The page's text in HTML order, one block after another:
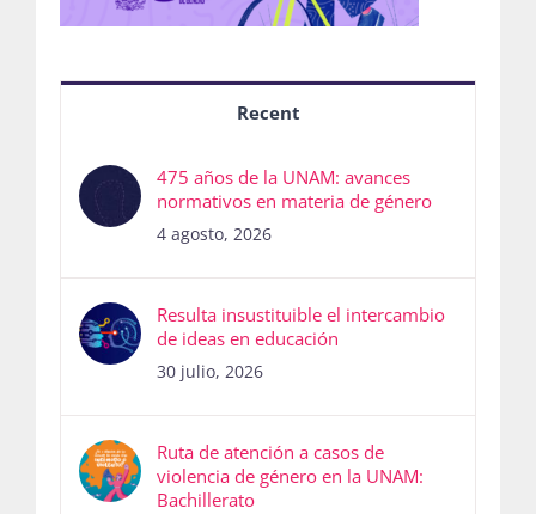
Recent
475 años de la UNAM: avances
normativos en materia de género
4 agosto, 2026
Resulta insustituible el intercambio
de ideas en educación
30 julio, 2026
Ruta de atención a casos de
violencia de género en la UNAM:
Bachillerato